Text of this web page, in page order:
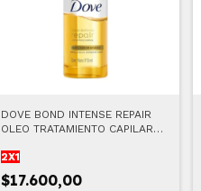
DOVE BOND INTENSE REPAIR
OLEO TRATAMIENTO CAPILAR
2X1
$17.600,00